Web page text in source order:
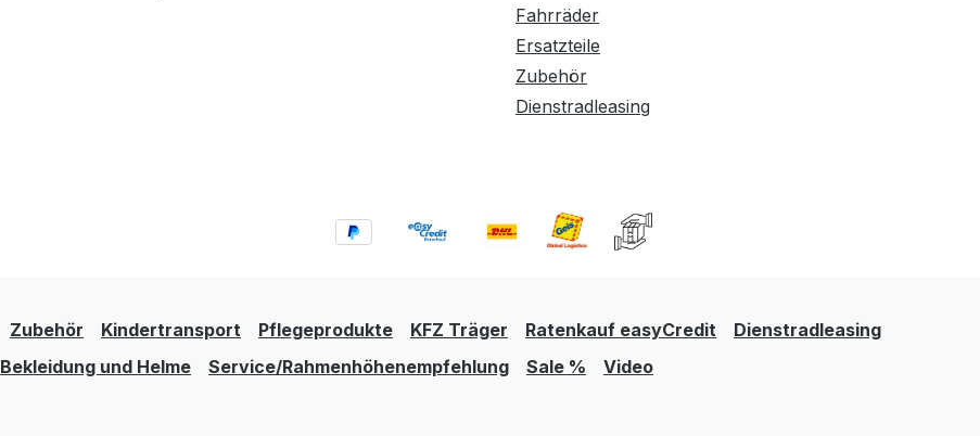
Fahrräder
Ersatzteile
Zubehör
Dienstradleasing
Zubehör Kindertransport Pflegeprodukte KFZ Träger Ratenkauf easyCredit
Dienstradleasing
Bekleidung und Helme Service/Rahmenhöhenempfehlung Sale % Video